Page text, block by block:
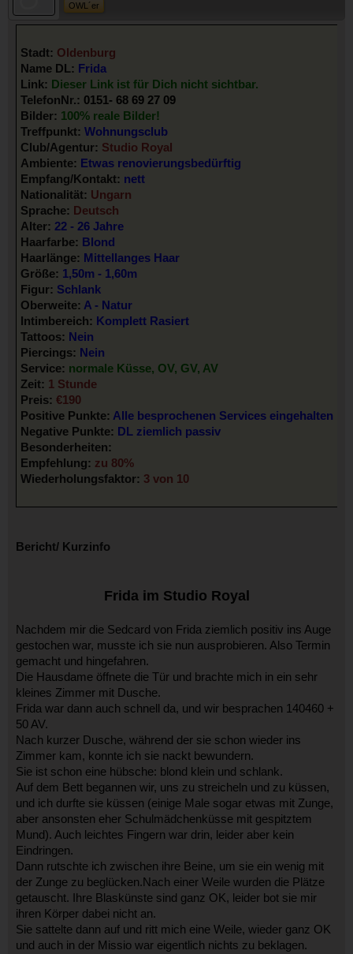
OWL´er
Stadt: Oldenburg
Name DL: Frida
Link: Dieser Link ist für Dich nicht sichtbar.
TelefonNr.: 0151- 68 69 27 09
Bilder: 100% reale Bilder!
Treffpunkt: Wohnungsclub
Club/Agentur: Studio Royal
Ambiente: Etwas renovierungsbedürftig
Empfang/Kontakt: nett
Nationalität: Ungarn
Sprache: Deutsch
Alter: 22 - 26 Jahre
Haarfarbe: Blond
Haarlänge: Mittellanges Haar
Größe: 1,50m - 1,60m
Figur: Schlank
Oberweite: A - Natur
Intimbereich: Komplett Rasiert
Tattoos: Nein
Piercings: Nein
Service: normale Küsse, OV, GV, AV
Zeit: 1 Stunde
Preis: €190
Positive Punkte: Alle besprochenen Services eingehalten
Negative Punkte: DL ziemlich passiv
Besonderheiten:
Empfehlung: zu 80%
Wiederholungsfaktor: 3 von 10
Bericht/ Kurzinfo
Frida im Studio Royal
Nachdem mir die Sedcard von Frida ziemlich positiv ins Auge
gestochen war, musste ich sie nun ausprobieren. Also Termin
gemacht und hingefahren.
Die Hausdame öffnete die Tür und brachte mich in ein sehr
kleines Zimmer mit Dusche.
Frida war dann auch schnell da, und wir besprachen 140460 +
50 AV.
Nach kurzer Dusche, während der sie schon wieder ins
Zimmer kam, konnte ich sie nackt bewundern.
Sie ist schon eine hübsche: blond klein und schlank.
Auf dem Bett begannen wir, uns zu streicheln und zu küssen,
und ich durfte sie küssen (einige Male sogar etwas mit Zunge,
aber ansonsten eher Schulmädchenküsse mit gespitztem
Mund). Auch leichtes Fingern war drin, leider aber kein
Eindringen.
Dann rutschte ich zwischen ihre Beine, um sie ein wenig mit
der Zunge zu beglücken.Nach einer Weile wurden die Plätze
getauscht. Ihre Blaskünste sind ganz OK, leider bot sie mir
ihren Körper dabei nicht an.
Sie sattelte dann auf und ritt mich eine Weile, wieder ganz OK
und auch in der Missio war eigentlich nichts zu beklagen.